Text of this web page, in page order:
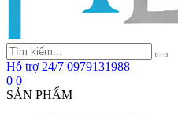
Hỗ trợ 24/7 0979131988
0 0
SẢN PHẨM